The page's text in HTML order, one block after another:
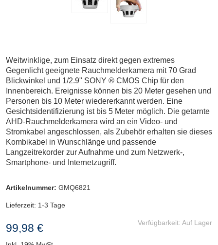
Weitwinklige, zum Einsatz direkt gegen extremes
Gegenlicht geeignete Rauchmelderkamera mit 70 Grad
Blickwinkel und 1/2.9" SONY ® CMOS Chip für den
Innenbereich. Ereignisse können bis 20 Meter gesehen und
Personen bis 10 Meter wiedererkannt werden. Eine
Gesichtsidentifizierung ist bis 5 Meter möglich. Die getarnte
AHD-Rauchmelderkamera wird an ein Video- und
Stromkabel angeschlossen, als Zubehör erhalten sie dieses
Kombikabel in Wunschlänge und passende
Langzeitrekorder zur Aufnahme und zum Netzwerk-,
Smartphone- und Internetzugriff.
Artikelnummer: GMQ6821
Lieferzeit: 1-3 Tage
Verfügbarkeit: Auf Lager
99,98 €